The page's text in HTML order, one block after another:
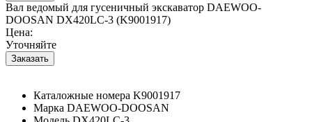
Вал ведомый для гусеничный экскаватор DAEWOO-
DOOSAN DX420LC-3 (K9001917)
Цена:
Уточняйте
Каталожные номера K9001917
Марка DAEWOO-DOOSAN